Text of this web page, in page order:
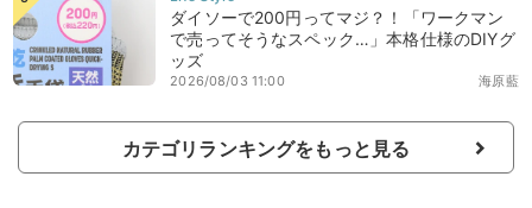
ダイソーで200円ってマジ？！「ワークマン
で売ってそうなスペック…」本格仕様のDIYグ
ッズ
海原藍
2026/08/03 11:00
カテゴリランキングをもっと見る